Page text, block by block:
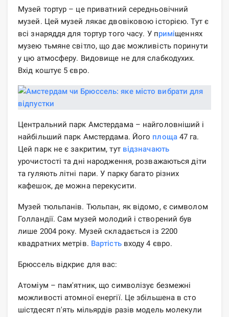
Музей тортур – це приватний середньовічний
музей. Цей музей лякає двовіковою історією. Тут є
всі знаряддя для тортур того часу. У приміщеннях
музею тьмяне світло, що дає можливість поринути
у цю атмосферу. Видовище не для слабкодухих.
Вхід коштує 5 євро.
Центральний парк Амстердама – найголовніший і
найбільший парк Амстердама. Його площа47 га.
Цей парк не є закритим, тут відзначають
урочистості та дні народження, розважаються діти
та гуляють літні пари. У парку багато різних
кафешок, де можна перекусити.
Музей тюльпанів. Тюльпан, як відомо, є символом
Голландії. Сам музей молодий і створений був
лише 2004 року. Музей складається із 2200
квадратних метрів. Вартістьвходу 4 євро.
Брюссель відкриє для вас:
Атоміум – пам'ятник, що символізує безмежні
можливості атомної енергії. Це збільшена в сто
шістдесят п'ять мільярдів разів модель молекули